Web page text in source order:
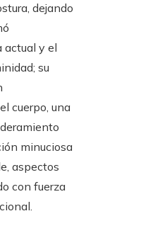
dejando
actual y el
su
cuerpo, una
minuciosa
aspectos
con fuerza